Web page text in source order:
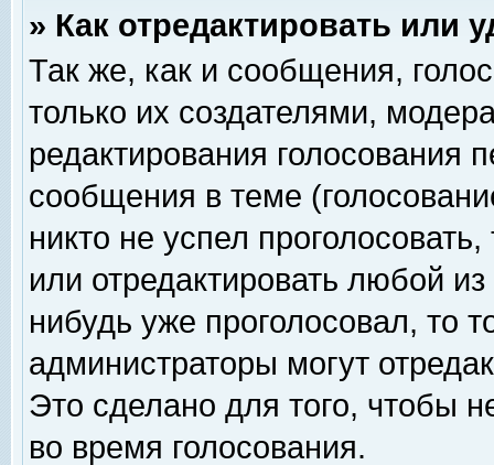
» Как отредактировать или
Так же, как и сообщения,
только их создателями,
редактирования голосования
сообщения в теме
никто не успел
или отредактировать любой
нибудь уже проголосовал, то
администраторы могут
Это сделано для того, чтобы
во время голосования.